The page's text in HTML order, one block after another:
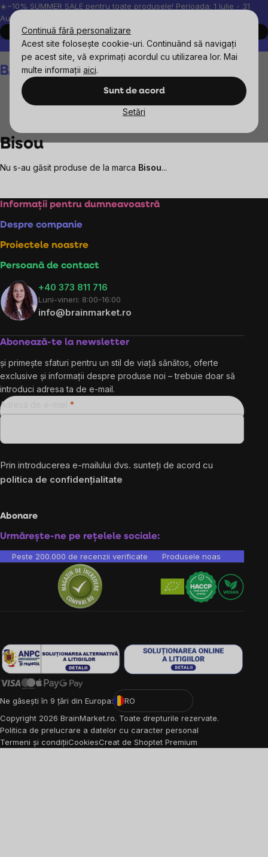
Continuă fără personalizare
Acest site folosește cookie-uri. Continuând să navigați
pe acest site, vă exprimați acordul cu utilizarea lor. Mai
multe informații aici.
Sunt de acord
Setări
Treci
la
conținut
☀️−10% SUMMER SALE pentru toate produsele! Perioada: 1 Iulie - 31
August, 2026.
Cumpără acum
Peste 200.000 de recenzii verificate
Produsele noastre sunt
Coş
de
Bisou
Nu s-au găsit produse de la marca Bisou...
Subsol
Informații pentru dumneavoastră
Despre companie
Proiectele noastre
Persoană de contact
+40 373 811 716
Luni-vineri: 8:00-16:00
info@brainmarket.ro
Abonează-te la newsletter
și primește sfaturi pentru un stil de viață sănătos, oferte
exclusive și informații despre produse noi – trebuie doar să
introduci adresa ta de e-mail.
Adresă de e-mail
Prin introducerea e-mailului dvs. sunteți de acord cu
politica de confidențialitate
Abonare
Urmărește-ne pe rețelele sociale:
Peste 200.000 de recenzii verificate Produsele noastre sunt
Ne găsești în 9 țări din Europa:
RO
Copyright 2026 BrainMarket.ro. Toate drepturile rezervate.
Politica de prelucrare a datelor cu caracter personal
Termeni și condițiiCookiesCreat de Shoptet Premium